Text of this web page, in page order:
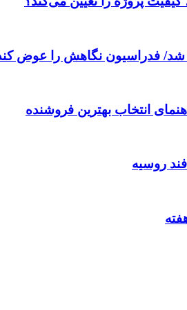
شد/ فدراسیون نگاهش را عوض
انتخاب بهترین فروشنده